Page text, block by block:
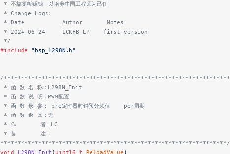
* 不靠卖板赚钱，以培养中国工程师为己任
* Change Logs:
* Date           Author       Notes
* 2024-06-24     LCKFB-LP    first version
*/
#include "bsp_L298N.h"
/******************************************************************
* 函 数 名 称：L298N_Init
* 函 数 说 明：PWM配置
* 函 数 形 参： pre定时器时钟预分频值    per周期
* 函 数 返 回：无
* 作       者：LC
* 备       注：
******************************************************************/
void
L298N_Init ( uint16_t ReloadValue )